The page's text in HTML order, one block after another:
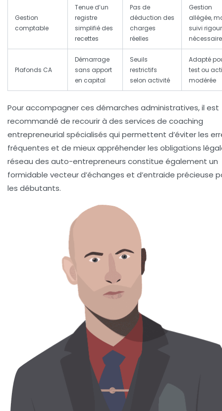
Gestion
comptable
Tenue d’un
registre
simplifié des
recettes
Pas de
déduction des
charges
réelles
Gestion
allégée,
suivi
nécessaire
Plafonds CA
Démarrage
sans apport
en capital
Seuils
restrictifs
selon activité
Adapté
test ou
modérée
Pour accompagner ces démarches administratives, il est
recommandé de recourir à des services de coaching
entrepreneurial spécialisés qui permettent d’éviter les
fréquentes et de mieux appréhender les obligations
réseau des auto-entrepreneurs constitue également un
formidable vecteur d’échanges et d’entraide précieuse
les débutants.